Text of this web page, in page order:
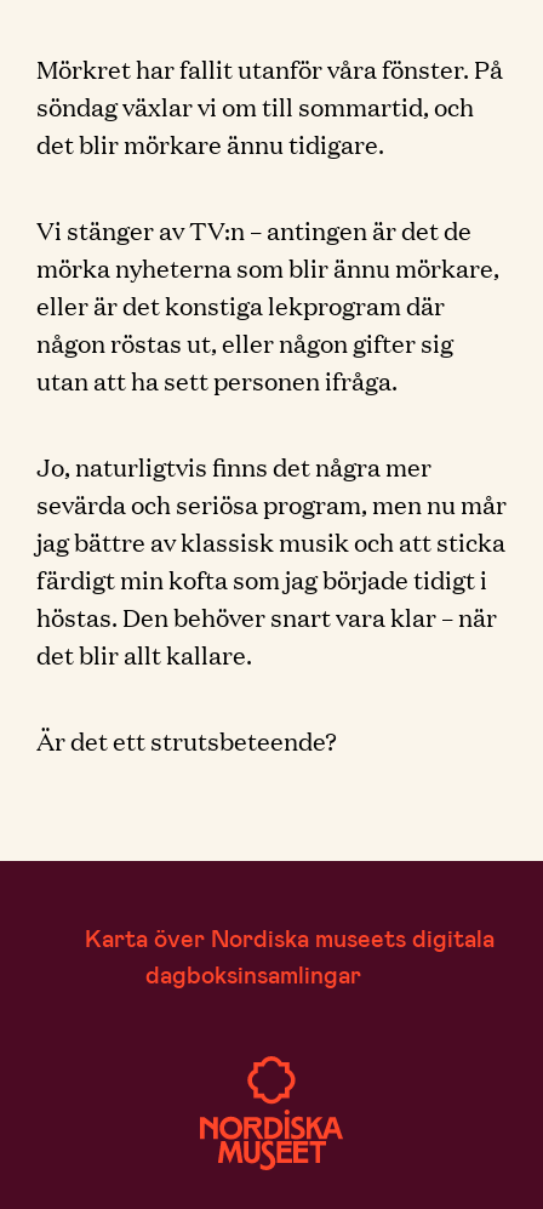
Mörkret har fallit utanför våra fönster. På
söndag växlar vi om till sommartid, och
det blir mörkare ännu tidigare.
Vi stänger av TV:n – antingen är det de
mörka nyheterna som blir ännu mörkare,
eller är det konstiga lekprogram där
någon röstas ut, eller någon gifter sig
utan att ha sett personen ifråga.
Jo, naturligtvis finns det några mer
sevärda och seriösa program, men nu mår
jag bättre av klassisk musik och att sticka
färdigt min kofta som jag började tidigt i
höstas. Den behöver snart vara klar – när
det blir allt kallare.
Är det ett strutsbeteende?
Karta över Nordiska museets digitala
dagboksinsamlingar